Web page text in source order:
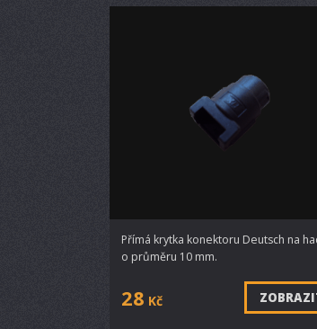
Přímá krytka konektoru Deutsch na
o průměru 10 mm.
28 Kč